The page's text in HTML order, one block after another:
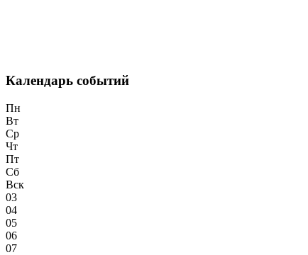
Календарь событий
Пн
Вт
Ср
Чт
Пт
Сб
Вск
03
04
05
06
07